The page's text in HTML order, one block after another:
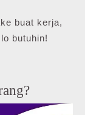
buat kerja,
butuhin!